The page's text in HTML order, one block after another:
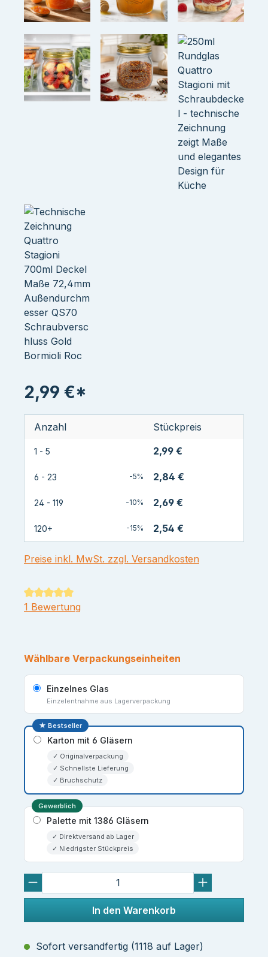
2,99 €*
Anzahl Stückpreis
1 - 5 2,99 €
6 - 23 -5% 2,84 €
24 - 119 -10% 2,69 €
120+ -15% 2,54 €
Preise inkl. MwSt. zzgl. Versandkosten
Durchschnittliche Bewertung von 5 von 5 Sternen
1 Bewertung
Wählbare Verpackungseinheiten
Einzelnes Glas
Einzelentnahme aus Lagerverpackung
★ Bestseller
Karton mit 6 Gläsern
✓ Originalverpackung
✓ Schnellste Lieferung
✓ Bruchschutz
Gewerblich
Palette mit 1386 Gläsern
✓ Direktversand ab Lager
✓ Niedrigster Stückpreis
In den Warenkorb
Sofort versandfertig (1118 auf Lager)